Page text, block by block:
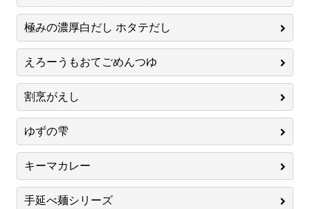
極みの濃厚白だし ホタテだし
えろーうもおてごめんつゆ
割烹がえし
ゆずの雫
キーマカレー
手延べ麺シリーズ